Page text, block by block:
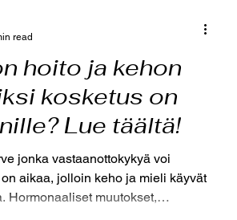
hoito ja kehon
kosketus on
Lue täältä!
jonka vastaanottokykyä voi
aikaa, jolloin keho ja mieli käyvät
Hormonaaliset muutokset,
read